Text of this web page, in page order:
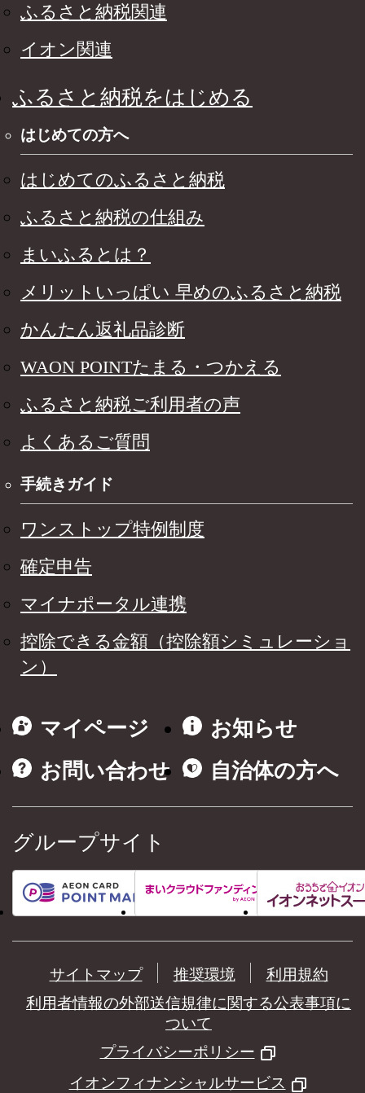
ふるさと納税関連
イオン関連
ふるさと納税をはじめる
はじめての方へ
はじめてのふるさと納税
ふるさと納税の仕組み
まいふるとは？
メリットいっぱい 早めのふるさと納税
かんたん返礼品診断
WAON POINTたまる・つかえる
ふるさと納税ご利用者の声
よくあるご質問
手続きガイド
ワンストップ特例制度
確定申告
マイナポータル連携
控除できる金額（控除額シミュレーショ
ン）
マイページ
お知らせ
お問い合わせ
自治体の方へ
グループサイト
サイトマップ 推奨環境
利用規約
利用者情報の外部送信規律に関する公表事項に
ついて
プライバシーポリシー
イオンフィナンシャルサービス